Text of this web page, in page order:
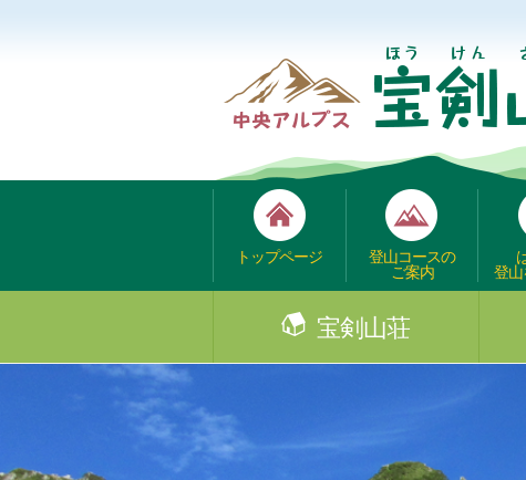
トップページ
登山コースの
ご案内
登
宝剣山荘